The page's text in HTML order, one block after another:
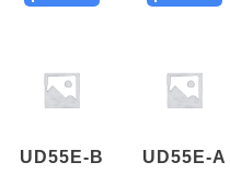
UD55E-A
UD55E-B